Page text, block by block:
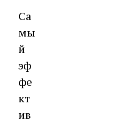
Са
мы
й
эф
фе
кт
ив